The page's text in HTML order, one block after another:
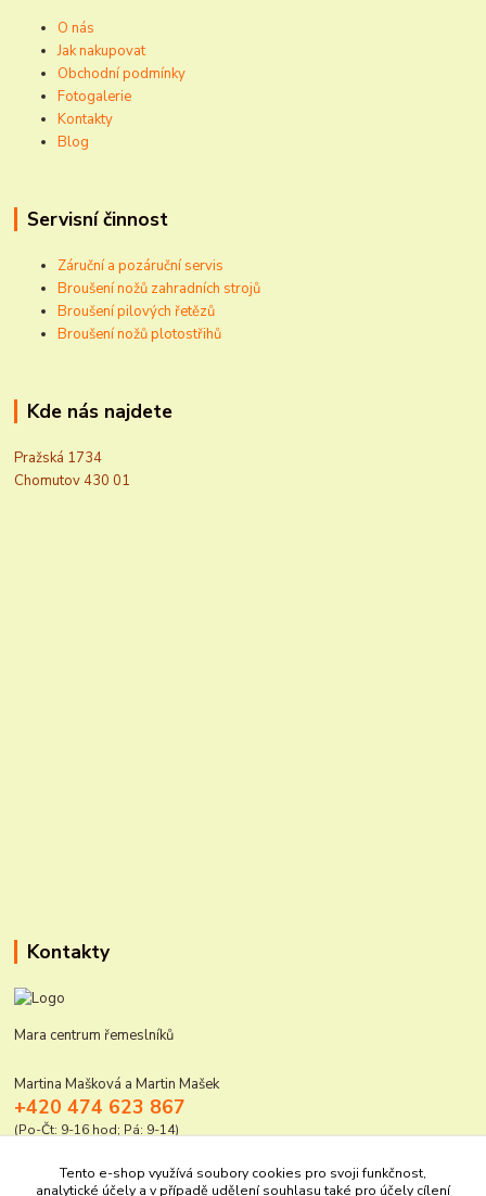
O nás
Jak nakupovat
Obchodní podmínky
Fotogalerie
Kontakty
Blog
Servisní činnost
Záruční a pozáruční servis
Broušení nožů zahradních strojů
Broušení pilových řetězů
Broušení nožů plotostřihů
Kde nás najdete
Pražská 1734
Chomutov 430 01
Kontakty
Mara centrum řemeslníků
Martina Mašková a Martin Mašek
+420 474 623 867
(Po-Čt: 9-16 hod; Pá: 9-14)
mara@elektro-naradi.cz
Tento e-shop využívá soubory cookies pro svoji funkčnost,
analytické účely a v případě udělení souhlasu také pro účely cílení